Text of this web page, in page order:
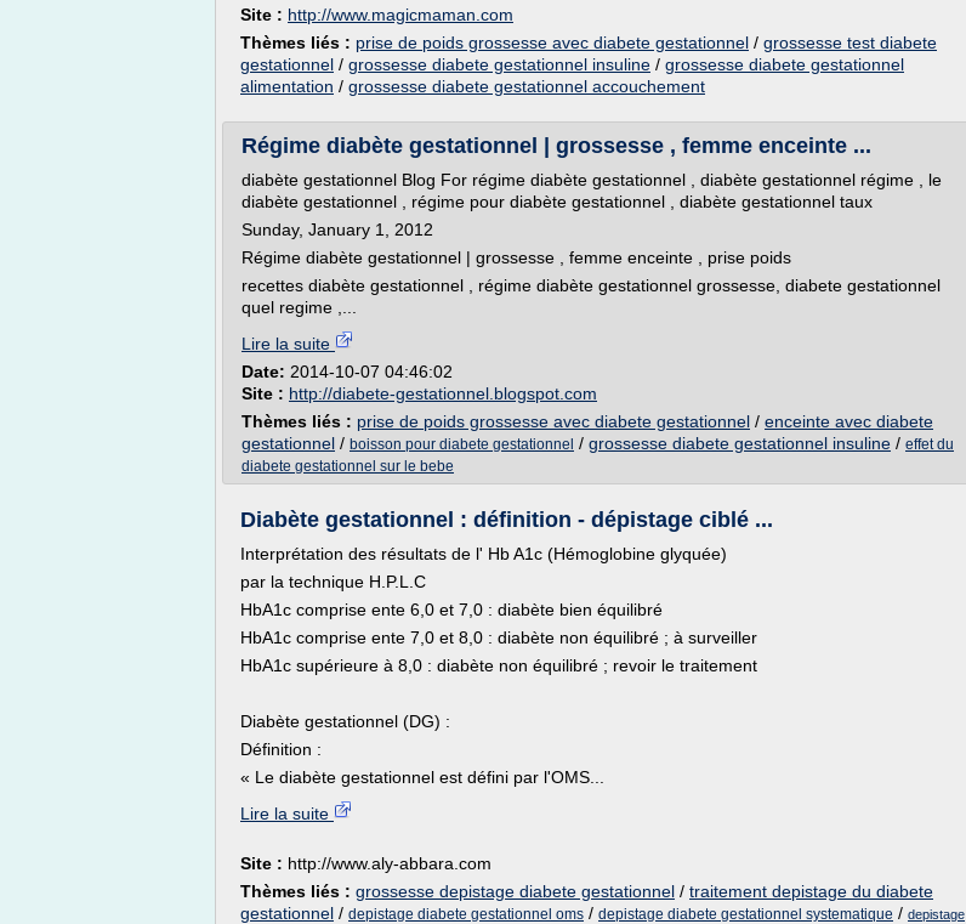
Site : http://www.magicmaman.com
Thèmes liés : prise de poids grossesse avec diabete gestationnel / grossesse test diabete
gestationnel / grossesse diabete gestationnel insuline / grossesse diabete gestationnel
alimentation / grossesse diabete gestationnel accouchement
Régime diabète gestationnel | grossesse , femme enceinte ...
diabète gestationnel Blog For régime diabète gestationnel , diabète gestationnel régime , le
diabète gestationnel , régime pour diabète gestationnel , diabète gestationnel taux
Sunday, January 1, 2012
Régime diabète gestationnel | grossesse , femme enceinte , prise poids
recettes diabète gestationnel , régime diabète gestationnel grossesse, diabete gestationnel
quel regime ,...
Lire la suite
Date: 2014-10-07 04:46:02
Site : http://diabete-gestationnel.blogspot.com
Thèmes liés : prise de poids grossesse avec diabete gestationnel / enceinte avec diabete
gestationnel / boisson pour diabete gestationnel / grossesse diabete gestationnel insuline / effet du
diabete gestationnel sur le bebe
Diabète gestationnel : définition - dépistage ciblé ...
Interprétation des résultats de l' Hb A1c (Hémoglobine glyquée)
par la technique H.P.L.C
HbA1c comprise ente 6,0 et 7,0 : diabète bien équilibré
HbA1c comprise ente 7,0 et 8,0 : diabète non équilibré ; à surveiller
HbA1c supérieure à 8,0 : diabète non équilibré ; revoir le traitement
Diabète gestationnel (DG) :
Définition :
« Le diabète gestationnel est défini par l'OMS...
Lire la suite
Site : http://www.aly-abbara.com
Thèmes liés : grossesse depistage diabete gestationnel / traitement depistage du diabete
gestationnel / depistage diabete gestationnel oms / depistage diabete gestationnel systematique / depistage